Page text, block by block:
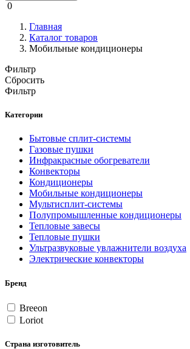
0
Главная
Каталог товаров
Мобильные кондиционеры
Фильтр
Сбросить
Фильтр
Категории
Бытовые сплит-системы
Газовые пушки
Инфракрасные обогреватели
Конвекторы
Кондиционеры
Мобильные кондиционеры
Мультисплит-системы
Полупромышленные кондиционеры
Тепловые завесы
Тепловые пушки
Ультразвуковые увлажнители воздуха
Электрические конвекторы
Бренд
Breeon
Loriot
Страна изготовитель